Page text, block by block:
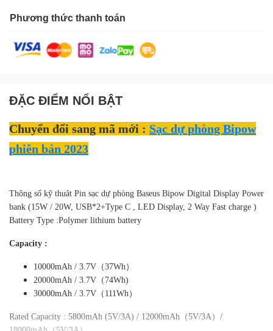
Phương thức thanh toán
ĐẶC ĐIỂM NỔI BẬT
Chuyển đổi sang mã mới : Sạc dự phòng Bipow
phiên bản 2023
Thông số kỹ thuât Pin sạc dự phòng Baseus Bipow Digital Display Power
bank (15W / 20W, USB*2+Type C , LED Display, 2 Way Fast charge )
Battery Type :Polymer lithium battery
Capacity :
10000mAh / 3.7V（37Wh）
20000mAh / 3.7V（74Wh)
30000mAh / 3.7V（111Wh）
Rated Capacity : 5800mAh (5V/3A) / 12000mAh（5V/3A）/